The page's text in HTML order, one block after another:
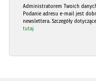
Administratorem Twoich
Podanie adresu e-mail jest
newslettera. Szczegóły
tutaj